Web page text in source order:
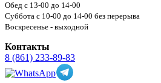
Обед с 13-00 до 14-00
Суббота с 10-00 до 14-00 без перерыва
Воскресенье - выходной
Контакты
8 (861) 233-89-83